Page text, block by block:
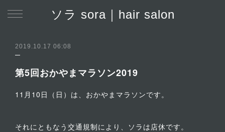
ソラ sora｜hair salon
2019.10.17 06:08
第5回おかやまマラソン2019
11月10日（日）は、おかやまマラソンです。
それにともなう交通規制により、ソラは店休です。